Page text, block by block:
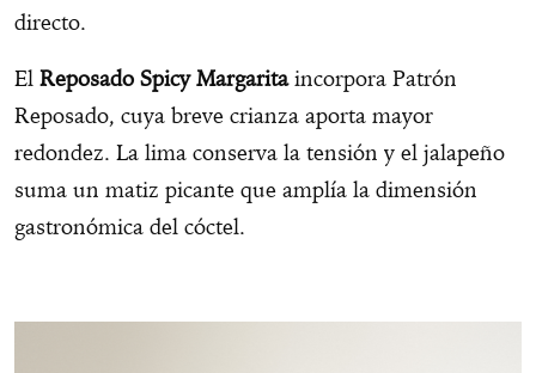
directo.
El Reposado Spicy Margaritaincorpora Patrón
Reposado, cuya breve crianza aporta mayor
redondez. La lima conserva la tensión y el jalapeño
suma un matiz picante que amplía la dimensión
gastronómica del cóctel.